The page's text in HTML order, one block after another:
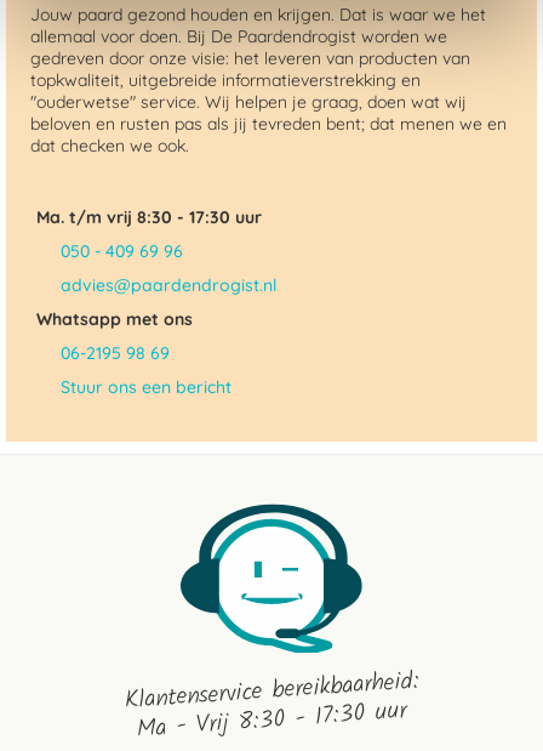
Jouw paard gezond houden en krijgen. Dat is waar we het
allemaal voor doen. Bij De Paardendrogist worden we
gedreven door onze visie: het leveren van producten van
topkwaliteit, uitgebreide informatieverstrekking en
"ouderwetse" service. Wij helpen je graag, doen wat wij
beloven en rusten pas als jij tevreden bent; dat menen we en
dat checken we ook.
Ma. t/m vrij 8:30 - 17:30 uur
050 - 409 69 96
advies@paardendrogist.nl
Whatsapp met ons
06-2195 98 69
Stuur ons een bericht
Klantenservice bereikbaarheid:
Ma - Vrij 8:30 - 17:30 uur